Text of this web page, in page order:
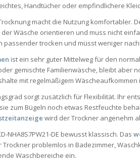
Handtücher oder empfindlichere
macht die Nutzung komfortabler.
Wäsche orientieren und muss nicht
passender trocken und müsst weniger
ist ein sehr guter Mittelweg für den
gemischte Familienwäsche, bleibt aber
mit regelmäßigem Wäscheaufkommen
sorgt zusätzlich für Flexibilität. Ihr
zum Bügeln noch etwas Restfeuchte
wird der Trockner angenehm
NHA8S7PW21-DE bewusst klassisch. Das
Trockner problemlos in Badezimmer,
Waschbereiche ein.